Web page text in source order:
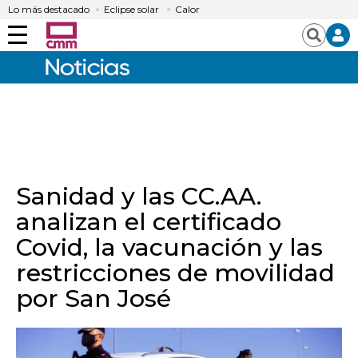
Lo más destacado Eclipse solar Calor
Menú Buscar
Sanidad y las CC.AA.
analizan el certificado
Covid, la vacunación y las
restricciones de movilidad
por San José